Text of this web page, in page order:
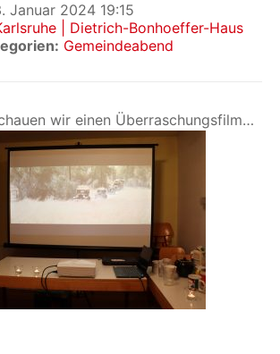
Januar 2024 19:15
| Dietrich-Bonhoeffer-Haus
Gemeindeabend
wir einen Überraschungsfilm…